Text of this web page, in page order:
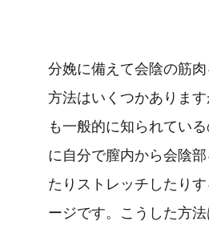
分娩に備えて会陰の筋
方法はいくつかありま
も一般的に知られてい
に自分で膣内から会陰
たりストレッチしたり
ージです。こうした方